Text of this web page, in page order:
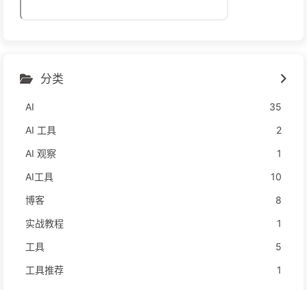
分类
AI
35
AI 工具
2
AI 观察
1
AI工具
10
博客
8
实战教程
1
工具
5
工具推荐
1